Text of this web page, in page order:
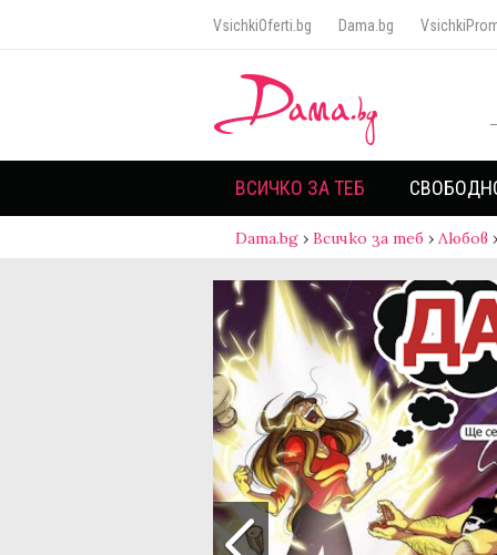
VsichkiOferti.bg Dama.bg
ВСИЧКО ЗА ТЕБ
Dama.bg › Всичко за теб › Любов